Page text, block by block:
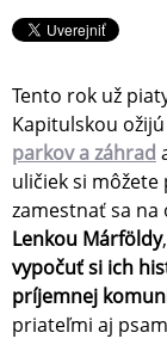
Tento rok už
Kapitulskou
parkov a záhrad
uličiek si môžete
zamestnať sa
Lenkou Márföldy,
vypočuť si ich
príjemnej
priateľmi aj